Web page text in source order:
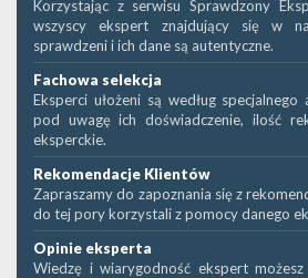
Korzystając z serwisu Sprawdzony
wszyscy ekspert znajdujący się w
sprawdzeni i ich dane są autentyczne.
Fachowa selekcja
Eksperci ułożeni są według
pod uwagę ich doświadczenie, ilość
eksperckie.
Rekomendacje Klientów
Zapraszamy do zapoznania się z
do tej pory korzystali z pomocy danego
Opinie eksperta
Wiedzę i wiarygodność ekspert